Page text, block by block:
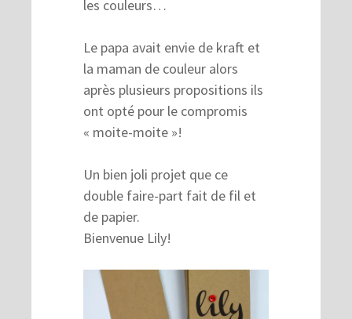
les couleurs…
Le papa avait envie de kraft et
la maman de couleur alors
après plusieurs propositions ils
ont opté pour le compromis
« moite-moite »!
Un bien joli projet que ce
double faire-part fait de fil et
de papier.
Bienvenue Lily!